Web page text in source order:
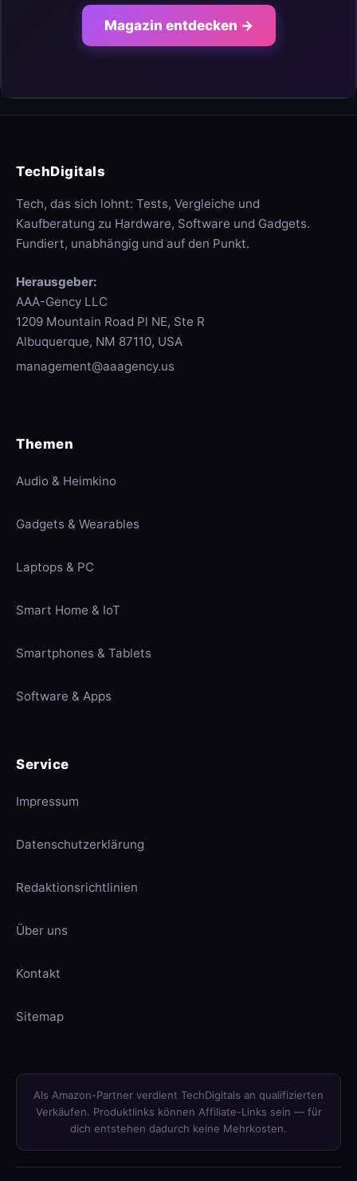
Magazin entdecken →
TechDigitals
Tech, das sich lohnt: Tests, Vergleiche und
Kaufberatung zu Hardware, Software und Gadgets.
Fundiert, unabhängig und auf den Punkt.
Herausgeber:
AAA-Gency LLC
1209 Mountain Road Pl NE, Ste R
Albuquerque, NM 87110, USA
management@aaagency.us
Themen
Audio & Heimkino
Gadgets & Wearables
Laptops & PC
Smart Home & IoT
Smartphones & Tablets
Software & Apps
Service
Impressum
Datenschutzerklärung
Redaktionsrichtlinien
Über uns
Kontakt
Sitemap
Als Amazon-Partner verdient TechDigitals an qualifizierten
Verkäufen. Produktlinks können Affiliate-Links sein — für
dich entstehen dadurch keine Mehrkosten.